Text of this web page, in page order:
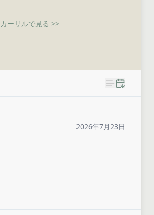
カーリルで見る >>
2026年7月23日